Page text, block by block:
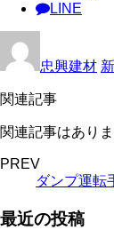
LINE
忠興建材
関連記事
関連記事はあり
PREV
ダンプ運転
最近の投稿